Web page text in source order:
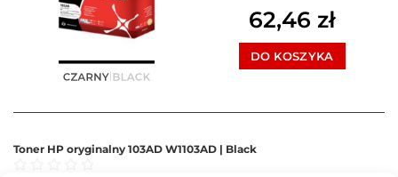
62,46 zł
DO KOSZYKA
Toner HP oryginalny 103AD W1103AD | Black